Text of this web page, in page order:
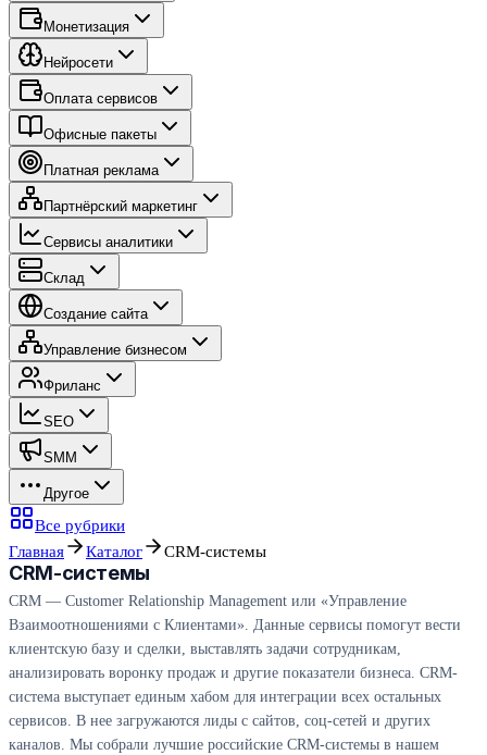
Монетизация
Нейросети
Оплата сервисов
Офисные пакеты
Платная реклама
Партнёрский маркетинг
Сервисы аналитики
Склад
Создание сайта
Управление бизнесом
Фриланс
SEO
SMM
Другое
Все рубрики
Главная
Каталог CRM-системы
CRM-системы
CRM — Customer Relationship Management или «Управление
Взаимоотношениями с Клиентами». Данные сервисы помогут вести
клиентскую базу и сделки, выставлять задачи сотрудникам,
анализировать воронку продаж и другие показатели бизнеса. CRM-
система выступает единым хабом для интеграции всех остальных
сервисов. В нее загружаются лиды с сайтов, соц-сетей и других
каналов. Мы собрали лучшие российские CRM-системы в нашем